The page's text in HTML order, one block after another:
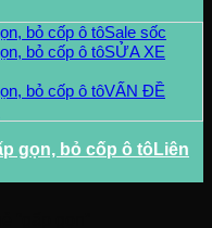
Sale sốc
SỬA XE
VẤN ĐỀ
Liên